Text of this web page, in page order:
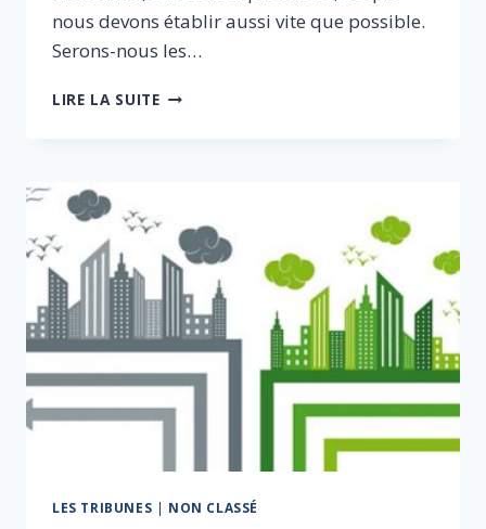
nous devons établir aussi vite que possible.
Serons-nous les…
LIRE LA SUITEGAZ
ABSURDE
ET
COÛTEUX
POUR
LE
PAYS
LES TRIBUNES | NON CLASSÉ